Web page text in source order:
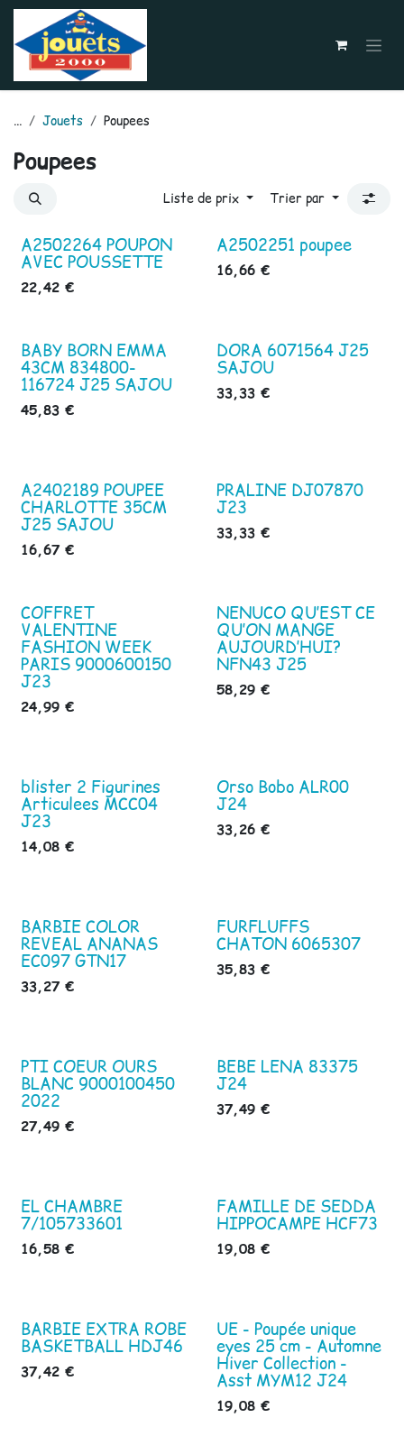
Se rendre au contenu
... Jouets Poupees
Poupees
Liste de prix Trier par
A2502264 POUPON
AVEC POUSSETTE
22,42 €
A2502251 poupee
16,66€
BABY BORN EMMA
43CM 834800-
116724 J25 SAJOU
45,83 €
DORA 6071564 J25
SAJOU
33,33€
A2402189 POUPEE
CHARLOTTE 35CM
J25 SAJOU
16,67 €
PRALINE DJ07870
J23
33,33€
COFFRET
VALENTINE
FASHION WEEK
PARIS 9000600150
J23
24,99 €
NENUCO QU’EST CE
QU’ON MANGE
AUJOURD’HUI?
NFN43 J25
58,29€
blister 2 Figurines
Articulees MCC04
J23
14,08 €
Orso Bobo ALR00
J24
33,26€
BARBIE COLOR
REVEAL ANANAS
EC097 GTN17
33,27 €
FURFLUFFS
CHATON 6065307
35,83€
PTI COEUR OURS
BLANC 9000100450
2022
27,49 €
BEBE LENA 83375
J24
37,49€
EL CHAMBRE
7/105733601
16,58 €
FAMILLE DE SEDDA
HIPPOCAMPE HCF73
19,08€
BARBIE EXTRA ROBE
BASKETBALL HDJ46
37,42 €
UE - Poupée unique
eyes 25 cm - Automne
Hiver Collection -
Asst MYM12 J24
19,08€